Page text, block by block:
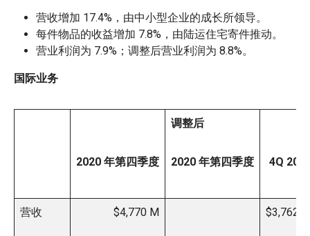
营收增加 17.4%，由中小型企业的成长所领导。
每件物品的收益增加 7.8%，由陆运住宅寄件推动。
营业利润为 7.9%；调整后营业利润为 8.8%。
国际业务
2020 年第四季度
调整后
2020 年第四季度 4Q
营收 $4,770 M $3,762